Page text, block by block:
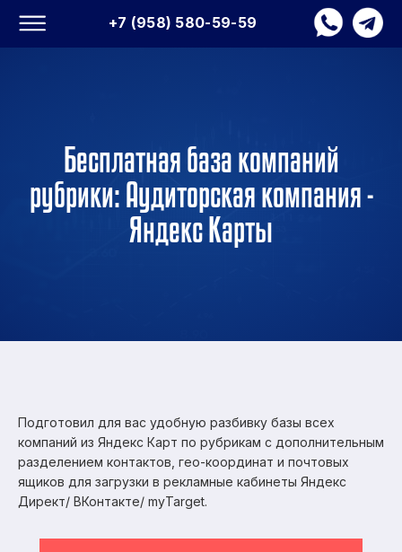
+7 (958) 580-59-59
Бесплатная база компаний
рубрики: Аудиторская компания -
Яндекс Карты
Подготовил для вас удобную разбивку базы всех
компаний из Яндекс Карт по рубрикам с дополнительным
разделением контактов, гео-координат и почтовых
ящиков для загрузки в рекламные кабинеты Яндекс
Директ/ ВКонтакте/ myTarget.